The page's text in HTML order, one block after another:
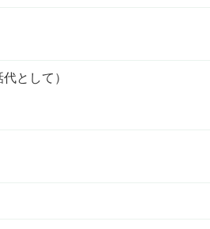
として）